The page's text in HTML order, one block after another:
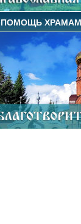
ПОМОЩЬ ХРАМАМ